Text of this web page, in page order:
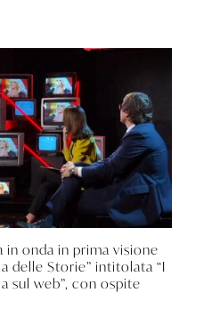
in onda in prima visione
delle Storie” intitolata “I
sul web”, con ospite